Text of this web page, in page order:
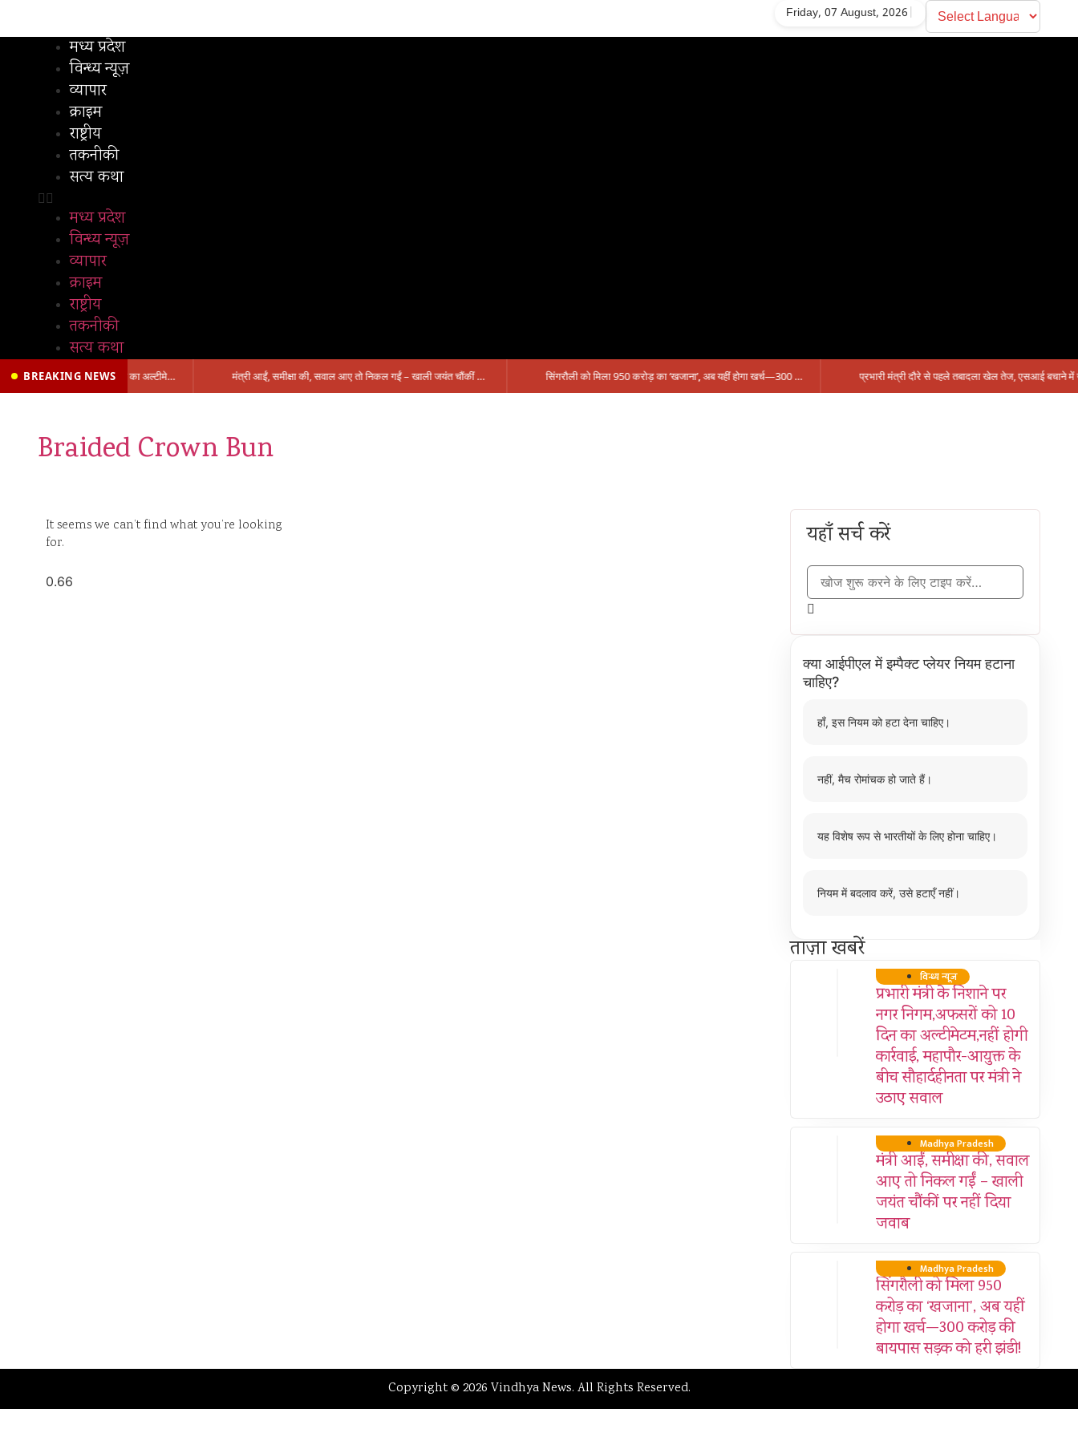
Friday, 07 August, 2026
मध्य प्रदेश
विन्ध्य न्यूज़
व्यापार
क्राइम
राष्ट्रीय
तकनीकी
सत्य कथा
मध्य प्रदेश
विन्ध्य न्यूज़
व्यापार
क्राइम
राष्ट्रीय
तकनीकी
सत्य कथा
BREAKING NEWS प्रभारी मंत्री के निशाने पर नगर निगम,अफसरों को 10 दिन का अल्टीमेटम,नहीं होगी कार्रवाई, महापौर-आयुक्त के बीच सौहार्दहीनता पर मंत्री ने उठाए सवाल मंत्री आईं, समीक्षा की, सवाल आए तो निकल गईं – खाली जयंत चौंकीं पर नहीं दिया जवाब सिंगरौली को मिला 950 करोड़ का ‘खजाना’, अब यहीं होगा खर्च—300 करोड़ की बायपास सड़क को हरी झंडी!
Braided Crown Bun
It seems we can’t find what you’re looking
for.
यहाँ सर्च करें
क्या आईपीएल में इम्पैक्ट प्लेयर नियम हटाना
चाहिए?
हाँ, इस नियम को हटा देना चाहिए।
नहीं, मैच रोमांचक हो जाते हैं।
यह विशेष रूप से भारतीयों के लिए होना चाहिए।
नियम में बदलाव करें, उसे हटाएँ नहीं।
ताज़ा खबरें
विन्ध्य न्यूज़
प्रभारी मंत्री के निशाने पर
नगर निगम,अफसरों को 10
दिन का अल्टीमेटम,नहीं होगी
कार्रवाई, महापौर-आयुक्त के
बीच सौहार्दहीनता पर मंत्री ने
उठाए सवाल
Madhya Pradesh
मंत्री आईं, समीक्षा की, सवाल
आए तो निकल गईं – खाली
जयंत चौंकीं पर नहीं दिया
जवाब
Madhya Pradesh
सिंगरौली को मिला 950
करोड़ का ‘खजाना’, अब यहीं
होगा खर्च—300 करोड़ की
बायपास सड़क को हरी झंडी!
Copyright © 2026 Vindhya News. All Rights Reserved.